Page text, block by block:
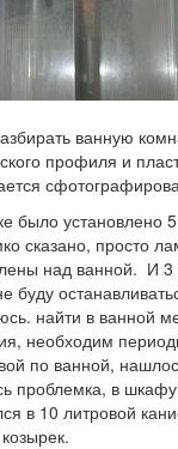
ванную
профиля и
было установлено
сказано, просто
над ванной. И
найти в ванной
необходим
по ванной,
проблемка, в
в 10 литровой